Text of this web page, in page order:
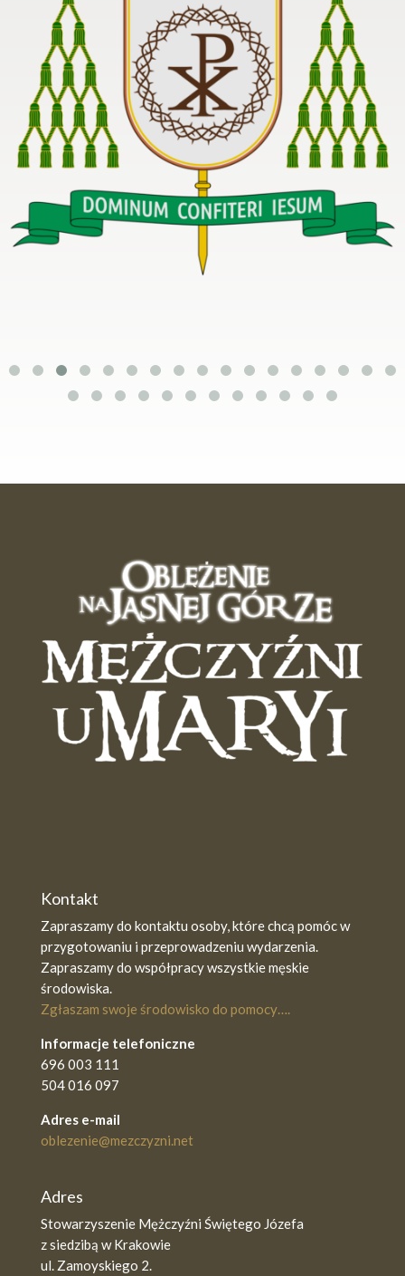
Kontakt
Zapraszamy do kontaktu osoby, które chcą pomóc w
przygotowaniu i przeprowadzeniu wydarzenia.
Zapraszamy do współpracy wszystkie męskie
środowiska.
Zgłaszam swoje środowisko do pomocy….
Informacje telefoniczne
696 003 111
504 016 097
Adres e-mail
oblezenie@mezczyzni.net
Adres
Stowarzyszenie Mężczyźni Świętego Józefa
z siedzibą w Krakowie
ul. Zamoyskiego 2.